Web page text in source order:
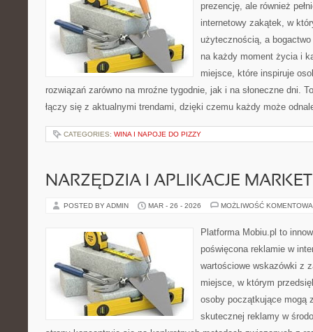
prezencję, ale również
internetowy zakątek, w
użytecznością, a
na każdy moment życia i
miejsce, które inspiruje
rozwiązań zarówno na mroźne tygodnie, jak i na słoneczne dni.
łączy się z aktualnymi trendami, dzięki czemu każdy może
CATEGORIES: WINA I NAPOJE DO PIZZY
NARZĘDZIA I APLIKACJE
POSTED BY ADMIN MAR - 26 - 2026 MOŻLIWOŚĆ
Platforma Mobiu.pl to
poświęcona reklamie w
wartościowe wskazówki z
miejsce, w którym
osoby początkujące mogą
skutecznej reklamy w